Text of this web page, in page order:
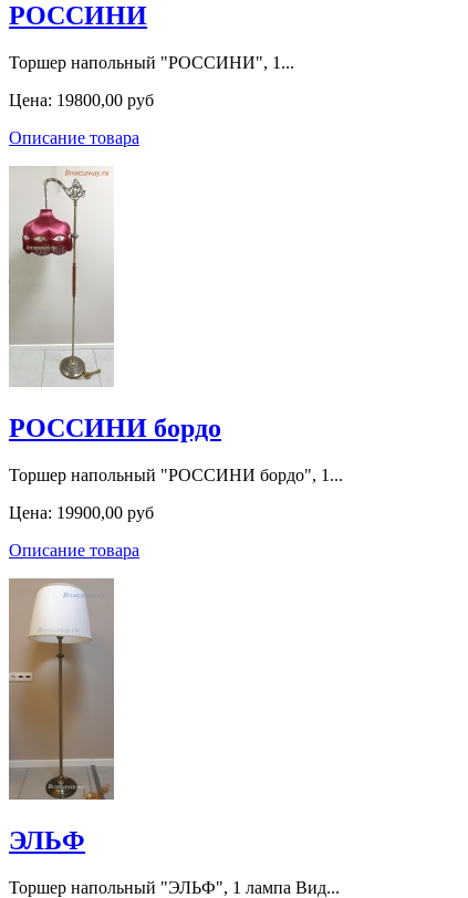
РОССИНИ
Торшер напольный "РОССИНИ", 1...
Цена: 19800,00 руб
Описание товара
РОССИНИ бордо
Торшер напольный "РОССИНИ бордо", 1...
Цена: 19900,00 руб
Описание товара
ЭЛЬФ
Торшер напольный "ЭЛЬФ", 1 лампа Вид...